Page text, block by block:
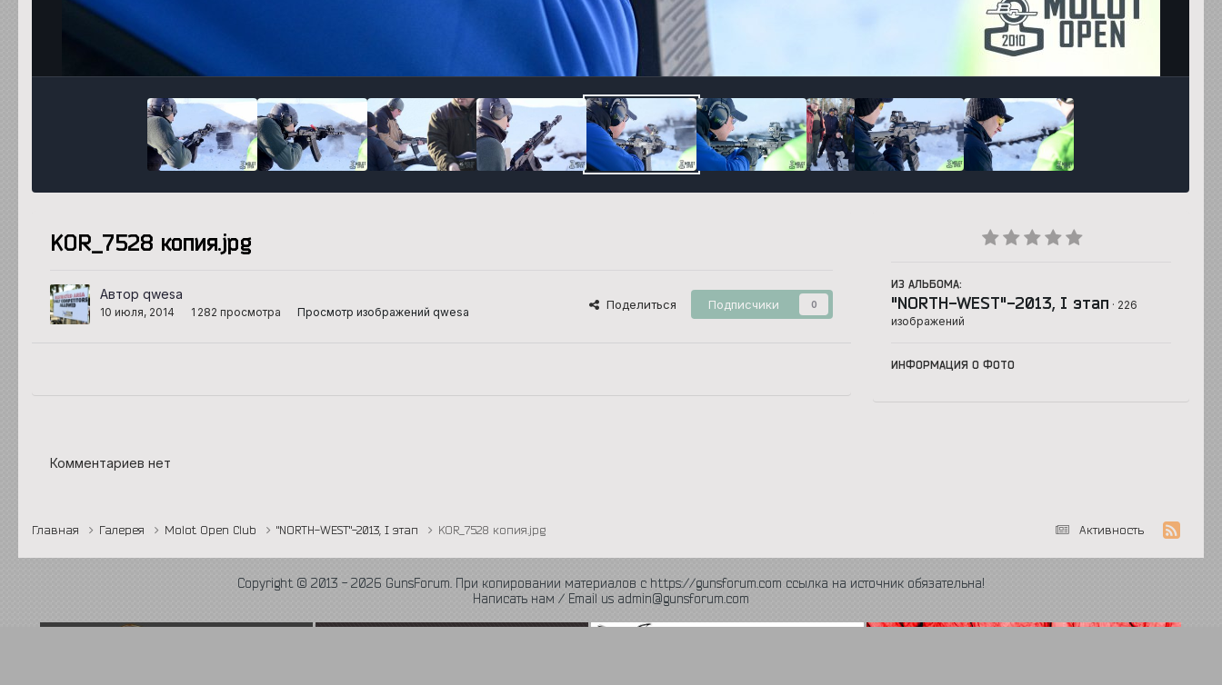
Инструменты
KOR_7528 копия.jpg
Автор qwesa
10 июля, 2014 1 282 просмотра Просмотр изображений qwesa
Поделиться Подписчики 0
ИЗ АЛЬБОМА:
"NORTH-WEST"-2013, I этап · 226
изображений
ИНФОРМАЦИЯ О ФОТО
Комментариев нет
Активность
Главная Галерея Molot Open Club "NORTH-WEST"-2013, I этап KOR_7528 копия.jpg
Copyright © 2013 - 2026 GunsForum. При копировании материалов с https://gunsforum.com ссылка на источник обязательна!
Написать нам / Email us admin@gunsforum.com